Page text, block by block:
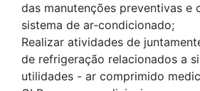
das manutenções preventivas e
sistema de ar-condicionado;
Realizar atividades de
de refrigeração relacionados a
utilidades - ar comprimido